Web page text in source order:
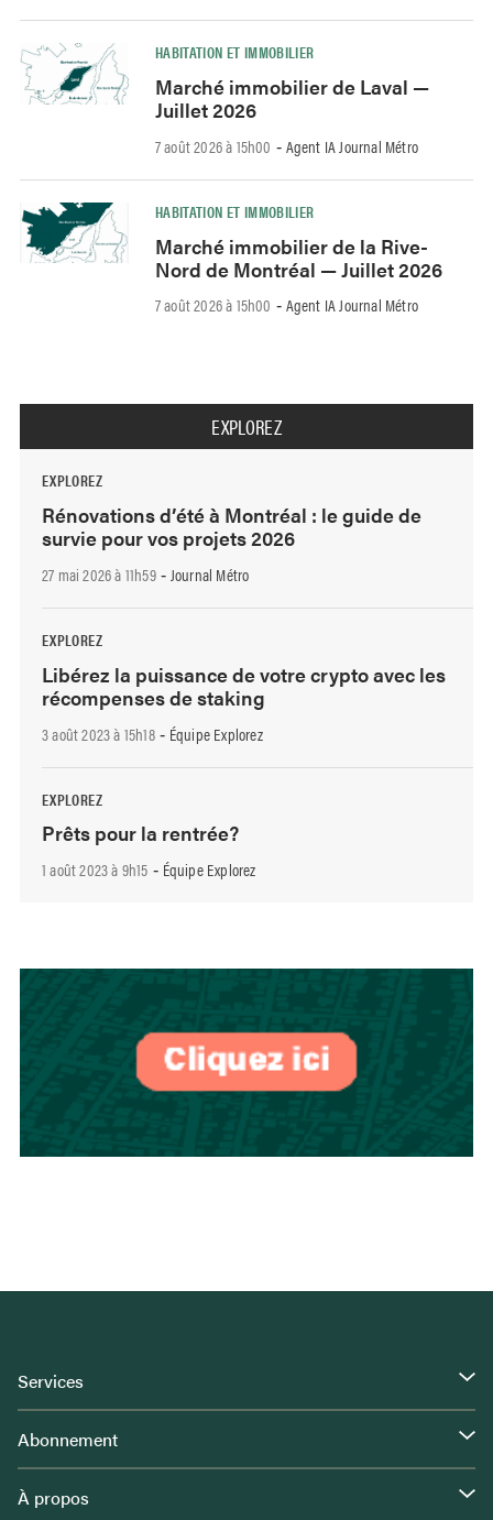
HABITATION ET IMMOBILIER
Marché immobilier de Laval —
Juillet 2026
7 août 2026 à 15h00 - Agent IA Journal Métro
HABITATION ET IMMOBILIER
Marché immobilier de la Rive-
Nord de Montréal — Juillet 2026
7 août 2026 à 15h00 - Agent IA Journal Métro
EXPLOREZ
EXPLOREZ
Rénovations d’été à Montréal : le guide de
survie pour vos projets 2026
27 mai 2026 à 11h59- Journal Métro
EXPLOREZ
Libérez la puissance de votre crypto avec les
récompenses de staking
3 août 2023 à 15h18- Équipe Explorez
EXPLOREZ
Prêts pour la rentrée?
1 août 2023 à 9h15 - Équipe Explorez
Services
Abonnement
À propos